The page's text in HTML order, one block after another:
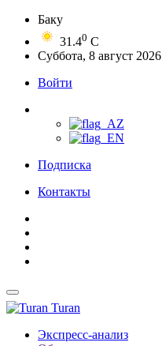
Баку
31.40 C
Суббота, 8 август 2026
Войти
Подписка
Контакты
Turan
Экспресс-анализ